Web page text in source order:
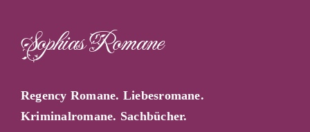
springenSophias Romane
Regency Romane. Liebesromane.
Kriminalromane. Sachbücher.